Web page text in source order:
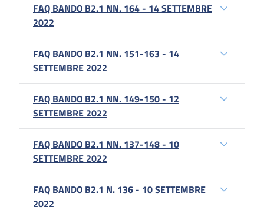
FAQ BANDO B2.1 NN. 164 - 14 SETTEMBRE
2022
FAQ BANDO B2.1 NN. 151-163 - 14
SETTEMBRE 2022
FAQ BANDO B2.1 NN. 149-150 - 12
SETTEMBRE 2022
FAQ BANDO B2.1 NN. 137-148 - 10
SETTEMBRE 2022
FAQ BANDO B2.1 N. 136 - 10 SETTEMBRE
2022